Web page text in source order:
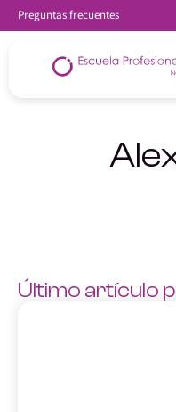
Preguntas frecuentes
Último artículo